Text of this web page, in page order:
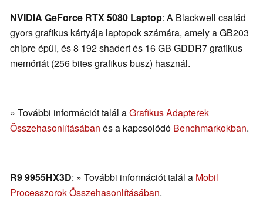
NVIDIA GeForce RTX 5080 Laptop: A Blackwell család
gyors grafikus kártyája laptopok számára, amely a GB203
chipre épül, és 8 192 shadert és 16 GB GDDR7 grafikus
memóriát (256 bites grafikus busz) használ.
» További információt talál aGrafikus Adapterek
Összehasonlításában és a kapcsolódó Benchmarkokban.
R9 9955HX3D: » További információt talál a Mobil
Processzorok Összehasonlításában.